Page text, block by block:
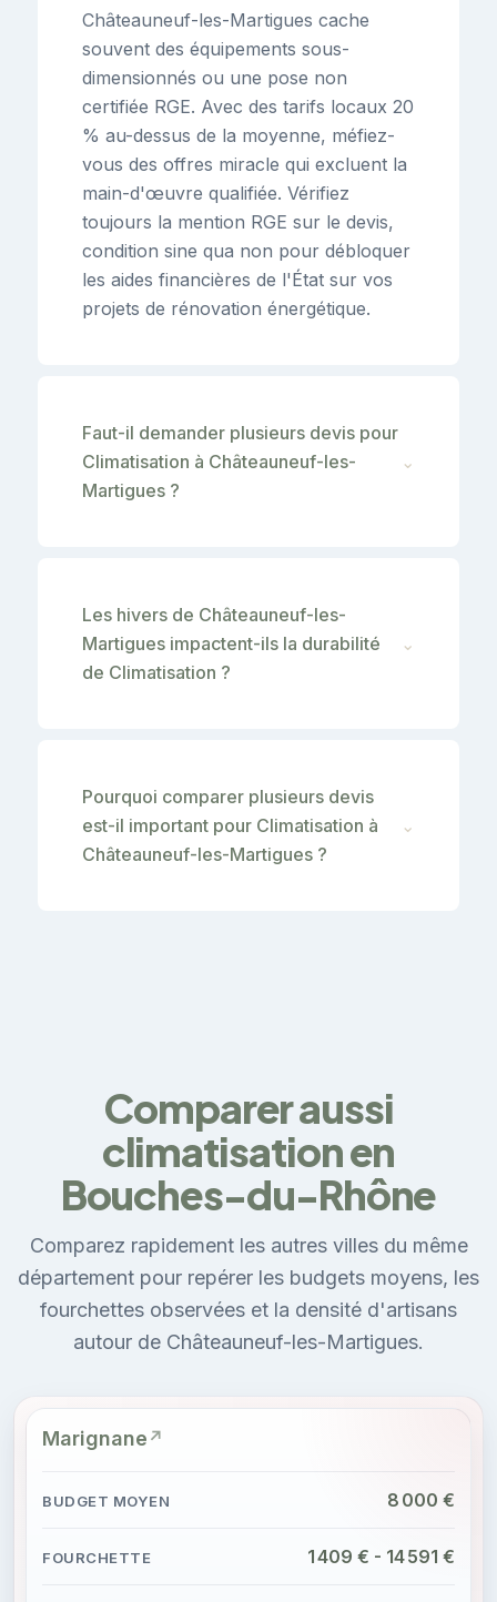
Châteauneuf-les-Martigues cache
souvent des équipements sous-
dimensionnés ou une pose non
certifiée RGE. Avec des tarifs locaux 20
% au-dessus de la moyenne, méfiez-
vous des offres miracle qui excluent la
main-d'œuvre qualifiée. Vérifiez
toujours la mention RGE sur le devis,
condition sine qua non pour débloquer
les aides financières de l'État sur vos
projets de rénovation énergétique.
Faut-il demander plusieurs devis pour
Climatisation à Châteauneuf-les-
Martigues ?
⌄
Les hivers de Châteauneuf-les-
Martigues impactent-ils la durabilité
de Climatisation ?
⌄
Pourquoi comparer plusieurs devis
est-il important pour Climatisation à
Châteauneuf-les-Martigues ?
⌄
Comparer aussi
climatisation en
Bouches-du-Rhône
Comparez rapidement les autres villes du même
département pour repérer les budgets moyens, les
fourchettes observées et la densité d'artisans
autour de Châteauneuf-les-Martigues.
Marignane
8 000 €
1 409 € - 14 591 €